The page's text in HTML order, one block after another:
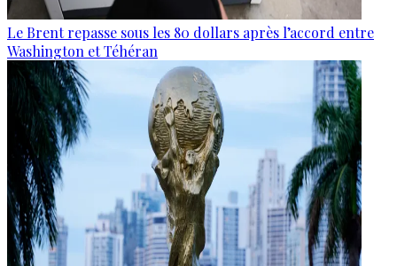
Le Brent repasse sous les 80 dollars après l’accord entre
Washington et Téhéran